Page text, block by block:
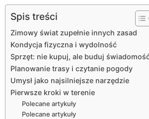
Spis treści
Zimowy świat zupełnie innych zasad
Kondycja fizyczna i wydolność
Sprzęt: nie kupuj, ale buduj
Planowanie trasy i czytanie pogody
Umysł jako najsilniejsze narzędzie
Pierwsze kroki w terenie
Polecane artykuły
Polecane artykuły